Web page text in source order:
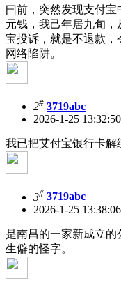
曰前，突然发现支付
元钱，我己年居九旬
宝投诉，就是不退款
网络陷阱。
2# 3719abc
2026-1-25 13:32:50
我已把艾付宝银行卡解
3# 3719abc
2026-1-25 13:38:06
是南昌的一家新成立
生僻的怪字。